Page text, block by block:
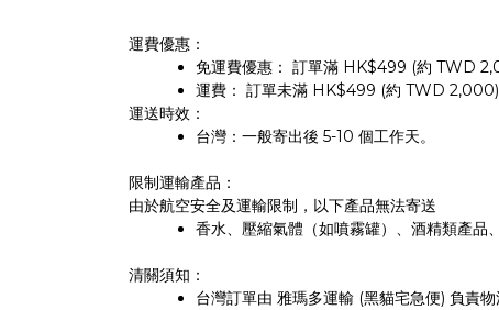
運費優惠：
免運費優惠： 訂單滿 HK$499 (約 TWD
運費： 訂單未滿 HK$499 (約 TWD
運送時效：
台灣：一般寄出後 5-10 個工作天。
限制運輸產品：
由於航空安全及運輸限制，以下產品無法寄送
香水、壓縮氣體（如噴霧罐）、酒精類產品
清關須知：
台灣訂單由 雅瑪多運輸 (黑貓宅急便) 負責物